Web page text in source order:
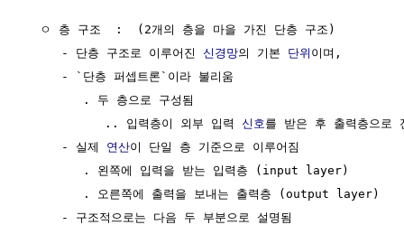
  ㅇ 층 구조  :  (2개의 층을 마을 가진 단층 구조)
     - 단층 구조로 이루어진
신경망의 기본 단위 이며,
     - `단층 퍼셉트론`이라 불리움
        . 두 층으로 구성됨
           .. 입력층이 외부 입력
신호를 받은 후 출력층으로
     - 실제
연산이 단일 층 기준으로 이루어짐
        . 왼쪽에 입력을 받는 입력층 (input layer)
        . 오른쪽에 출력을 보내는 출력층 (output layer)
     - 구조적으로는 다음 두 부분으로 설명됨